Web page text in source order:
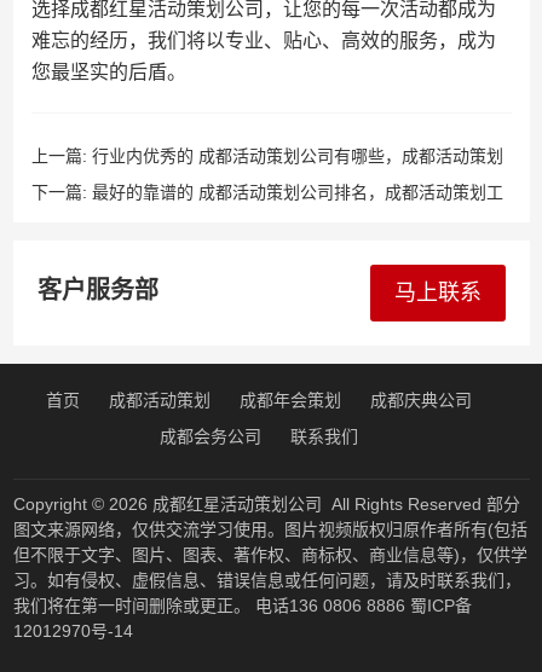
选择成都红星活动策划公司，让您的每一次活动都成为
难忘的经历，我们将以专业、贴心、高效的服务，成为
您最坚实的后盾。
上一篇: 行业内优秀的 成都活动策划公司有哪些，成都活动策划
公司电话
下一篇: 最好的靠谱的 成都活动策划公司排名，成都活动策划工
客户服务部 马上联系
首页 成都活动策划 成都年会策划
成都庆典公司
成都会务公司
联系我们
Copyright © 2026 成都红星活动策划公司 All Rights Reserved 部分
图文来源网络，仅供交流学习使用。图片视频版权归原作者所有(包括
但不限于文字、图片、图表、著作权、商标权、商业信息等)，仅供学
习。如有侵权、虚假信息、错误信息或任何问题，请及时联系我们，
我们将在第一时间删除或更正。 电话136 0806 8886 蜀ICP备
12012970号-14